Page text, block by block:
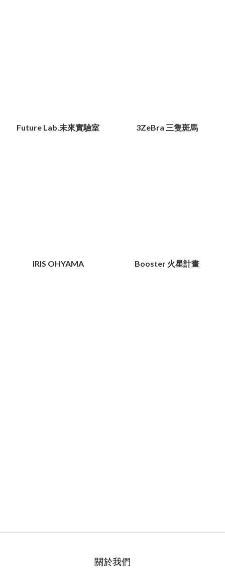
Future Lab.未來實驗室 3ZeBra 三隻斑馬
IRIS OHYAMA Booster 火星計畫
關於我們